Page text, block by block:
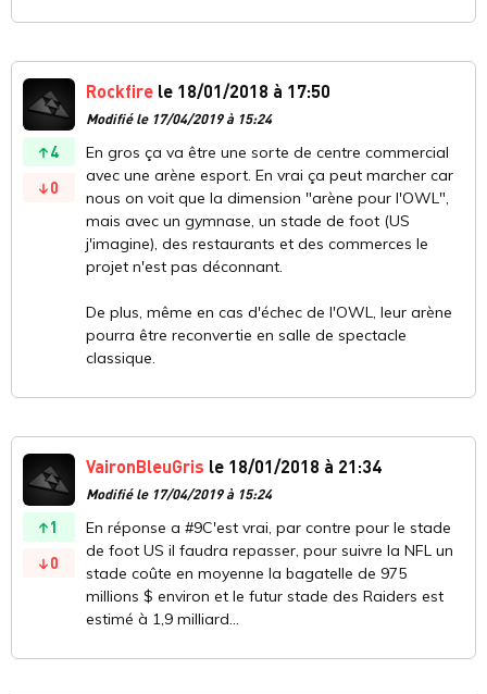
4
0
Rockfire le 18/01/2018 à 17:50
Modifié le 17/04/2019 à 15:24
En gros ça va être une sorte de centre commercial
avec une arène esport. En vrai ça peut marcher car
nous on voit que la dimension "arène pour l'OWL",
mais avec un gymnase, un stade de foot (US
j'imagine), des restaurants et des commerces le
projet n'est pas déconnant.
De plus, même en cas d'échec de l'OWL, leur arène
pourra être reconvertie en salle de spectacle
classique.
1
0
VaironBleuGris le 18/01/2018 à 21:34
Modifié le 17/04/2019 à 15:24
En réponse a #9C'est vrai, par contre pour le stade
de foot US il faudra repasser, pour suivre la NFL un
stade coûte en moyenne la bagatelle de 975
millions $ environ et le futur stade des Raiders est
estimé à 1,9 milliard...